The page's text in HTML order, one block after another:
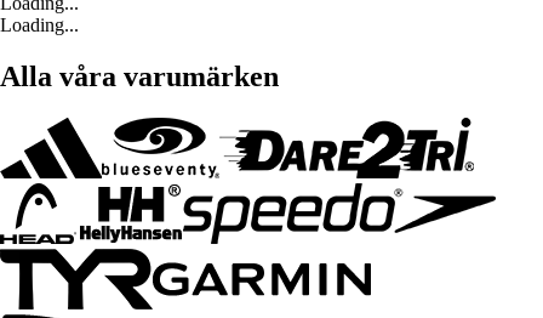
Loading...
Alla våra varumärken